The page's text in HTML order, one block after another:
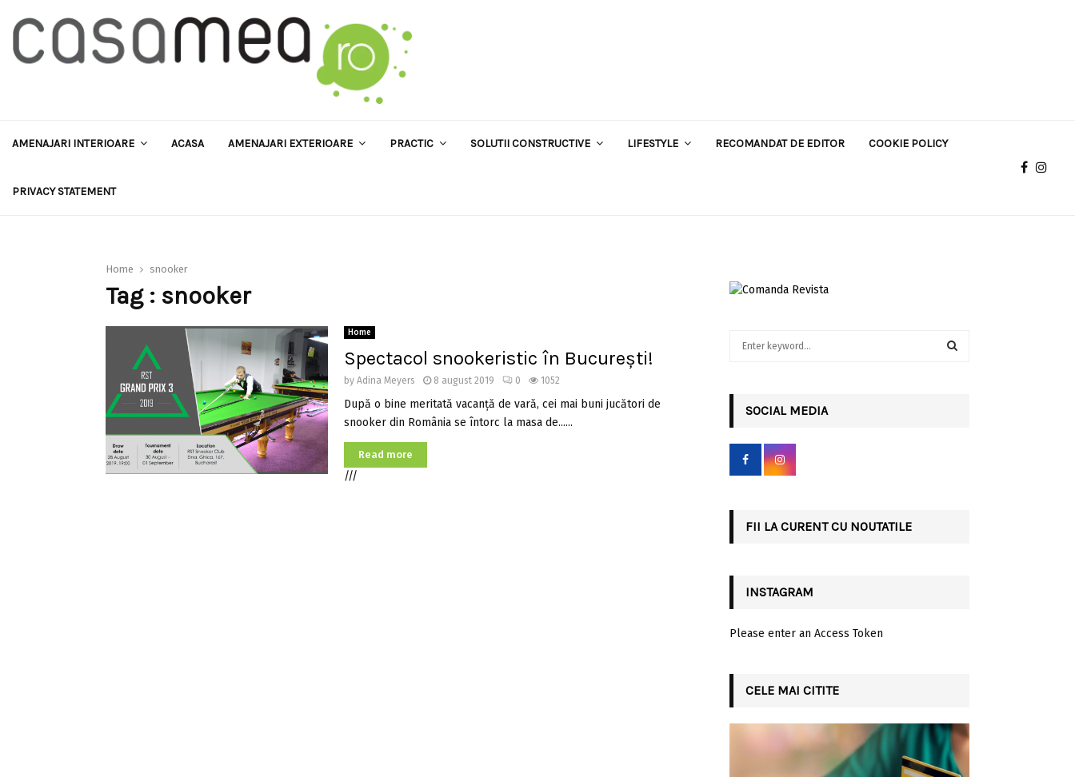
AMENAJARI INTERIOARE ACASA AMENAJARI EXTERIOARE PRACTIC SOLUTII CONSTRUCTIVE LIFESTYLE RECOMANDAT DE EDITOR COOKIE POLICY
PRIVACY STATEMENT
Home snooker
Tag : snooker
Home
Spectacol snookeristic în București!
by Adina Meyers 8 august 2019 0 1052
După o bine meritată vacanță de vară, cei mai buni jucători de
snooker din România se întorc la masa de......
Read more
///
r
SOCIAL MEDIA
FII LA CURENT CU NOUTATILE
INSTAGRAM
Please enter an Access Token
CELE MAI CITITE